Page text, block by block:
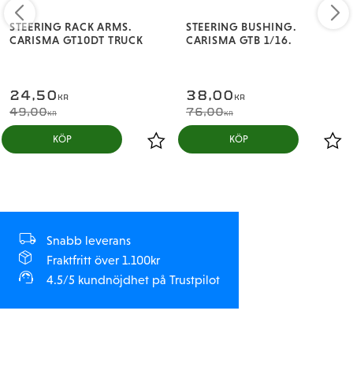
STEERING RACK ARMS.
CARISMA GT10DT TRUCK
24,50 KR
49,00KR
KÖP
STEERING BUSHING.
CARISMA GTB 1/16.
38,00 KR
76,00KR
KÖP
Snabb leverans
Fraktfritt över 1.100kr
4.5/5 kundnöjdhet på Trustpilot